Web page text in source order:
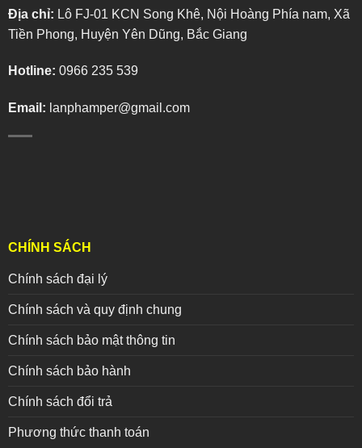
Địa chỉ: Lô FJ-01 KCN Song Khê, Nội Hoàng Phía nam, Xã
Tiền Phong, Huyện Yên Dũng, Bắc Giang
Hotline: 0966 235 539
Email: lanphamper@gmail.com
CHÍNH SÁCH
Chính sách đại lý
Chính sách và quy định chung
Chính sách bảo mật thông tin
Chính sách bảo hành
Chính sách đổi trả
Phương thức thanh toán